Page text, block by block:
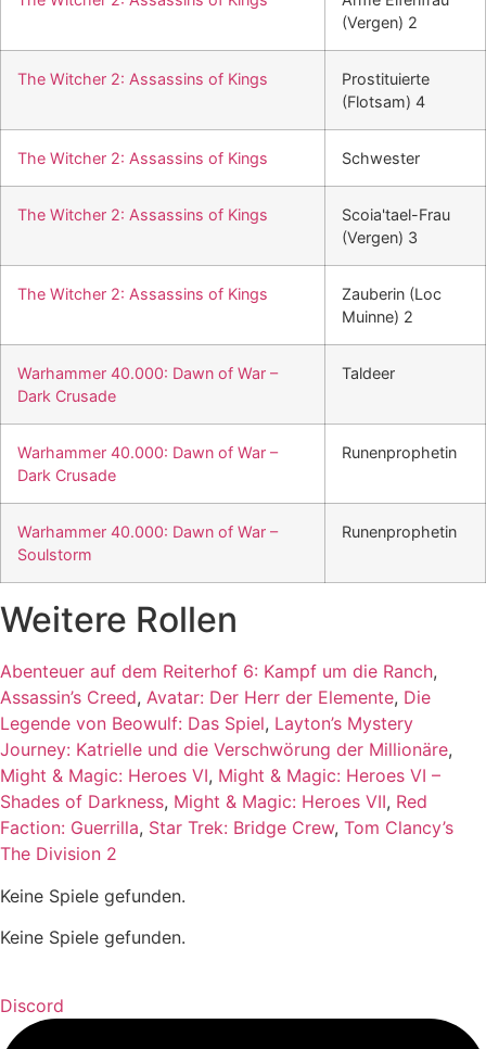
(Vergen) 2
The Witcher 2: Assassins of Kings
Prostituierte
(Flotsam) 4
The Witcher 2: Assassins of Kings Schwester
The Witcher 2: Assassins of Kings
Scoia'tael-Frau
(Vergen) 3
The Witcher 2: Assassins of Kings
Zauberin (Loc
Muinne) 2
Warhammer 40.000: Dawn of War –
Dark Crusade
Taldeer
Warhammer 40.000: Dawn of War –
Dark Crusade
Runenprophetin
Warhammer 40.000: Dawn of War –
Soulstorm
Runenprophetin
Weitere Rollen
Abenteuer auf dem Reiterhof 6: Kampf um die Ranch,
Assassin’s Creed, Avatar: Der Herr der Elemente, Die
Legende von Beowulf: Das Spiel, Layton’s Mystery
Journey: Katrielle und die Verschwörung der Millionäre,
Might & Magic: Heroes VI, Might & Magic: Heroes VI –
Shades of Darkness, Might & Magic: Heroes VII, Red
Faction: Guerrilla, Star Trek: Bridge Crew, Tom Clancy’s
The Division 2
Keine Spiele gefunden.
Keine Spiele gefunden.
Discord